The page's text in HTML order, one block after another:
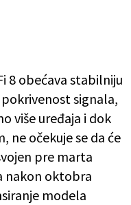
8 obećava stabilniju
pokrivenost signala,
više uređaja i dok
ne očekuje se da će
pre marta
nakon oktobra
modela